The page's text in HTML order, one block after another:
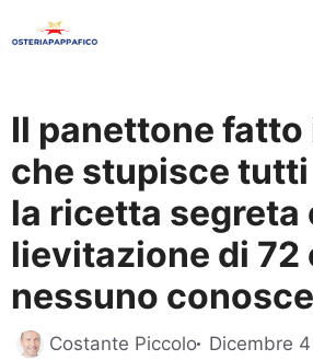
al
Il panettone fatto
che stupisce tutti
la ricetta segreta
lievitazione di 72
nessuno conosce
Costante Piccolo Dicembre